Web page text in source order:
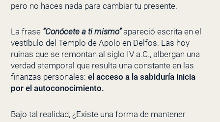
pero no haces nada para cambiar tu presente.
La frase “Conócete a ti mismo” apareció escrita en el
vestíbulo del Templo de Apolo en Delfos. Las hoy
ruinas que se remontan al siglo IV a.C., albergan una
verdad atemporal que resulta una constante en las
finanzas personales: el acceso a la sabiduría inicia
por el autoconocimiento.
Bajo tal realidad, ¿Existe una forma de mantener